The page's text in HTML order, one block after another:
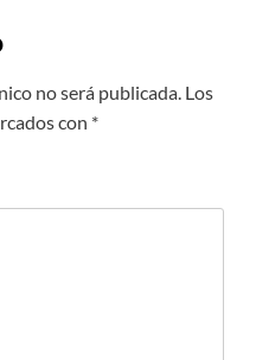
no será publicada. Los
con *